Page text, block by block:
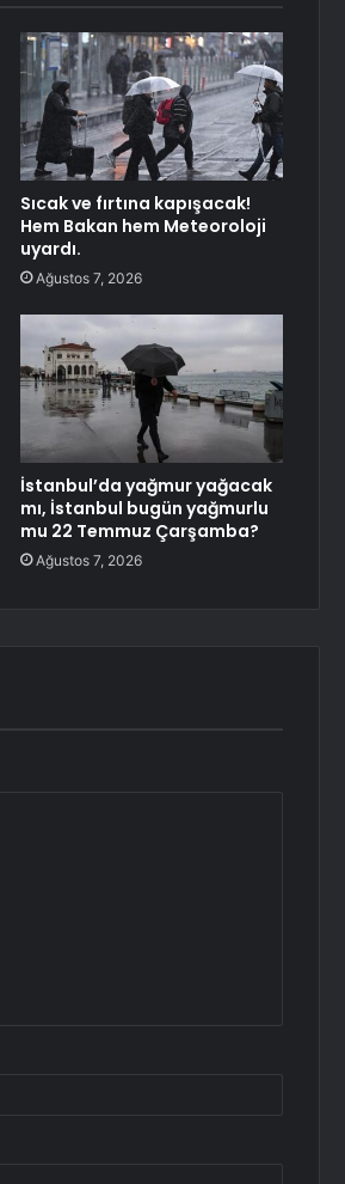
Sıcak ve fırtına kapışacak!
Hem Bakan hem Meteoroloji
uyardı.
Ağustos 7, 2026
İstanbul’da yağmur yağacak
mı, İstanbul bugün yağmurlu
mu 22 Temmuz Çarşamba?
Ağustos 7, 2026